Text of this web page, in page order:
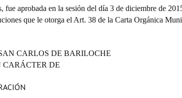
aprobada en la sesión del día 3 de diciembre de
que le otorga el Art. 38 de la Carta Orgánica
CARLOS DE BARILOCHE
CARÁCTER DE